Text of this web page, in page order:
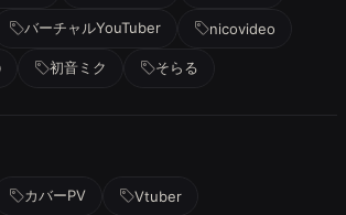
バーチャルYouTuber nicovideo
初音ミク そらる
カバーPV Vtuber